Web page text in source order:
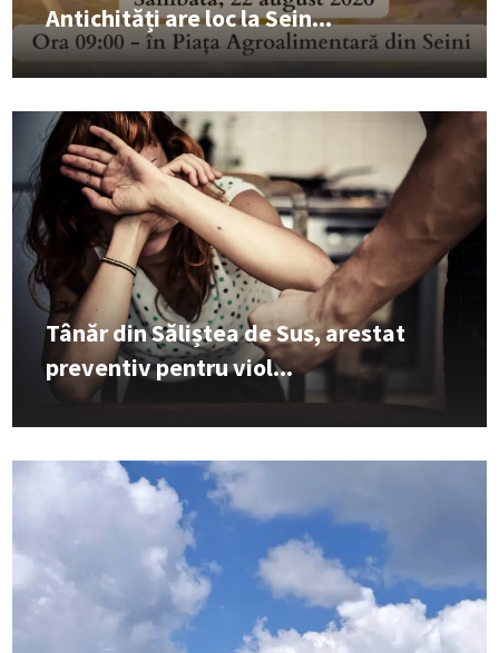
Antichități are loc la Sein...
Tânăr din Săliștea de Sus, arestat
preventiv pentru viol...